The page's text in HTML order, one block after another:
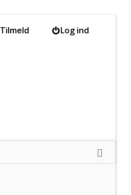
Log ind
Tilmeld